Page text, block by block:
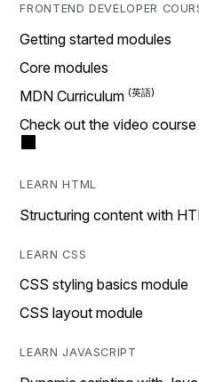
FRONTEND DEVELOPER
Getting started modules
Core modules
MDN Curriculum
Check out the video
LEARN HTML
Structuring content with
LEARN CSS
CSS styling basics module
CSS layout module
LEARN JAVASCRIPT